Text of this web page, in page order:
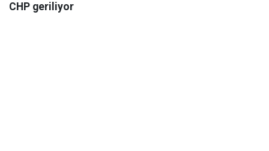
CHP geriliyor